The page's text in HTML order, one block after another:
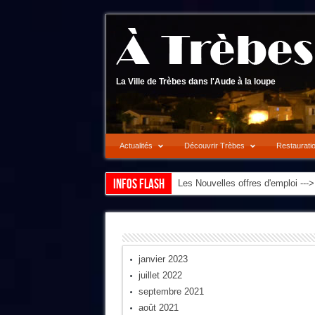
La Ville de Trèbes dans l'Aude à la loupe
Actualités Découvrir Trèbes
Infos flash Notre synthèse des événements
janvier 2023
juillet 2022
septembre 2021
août 2021